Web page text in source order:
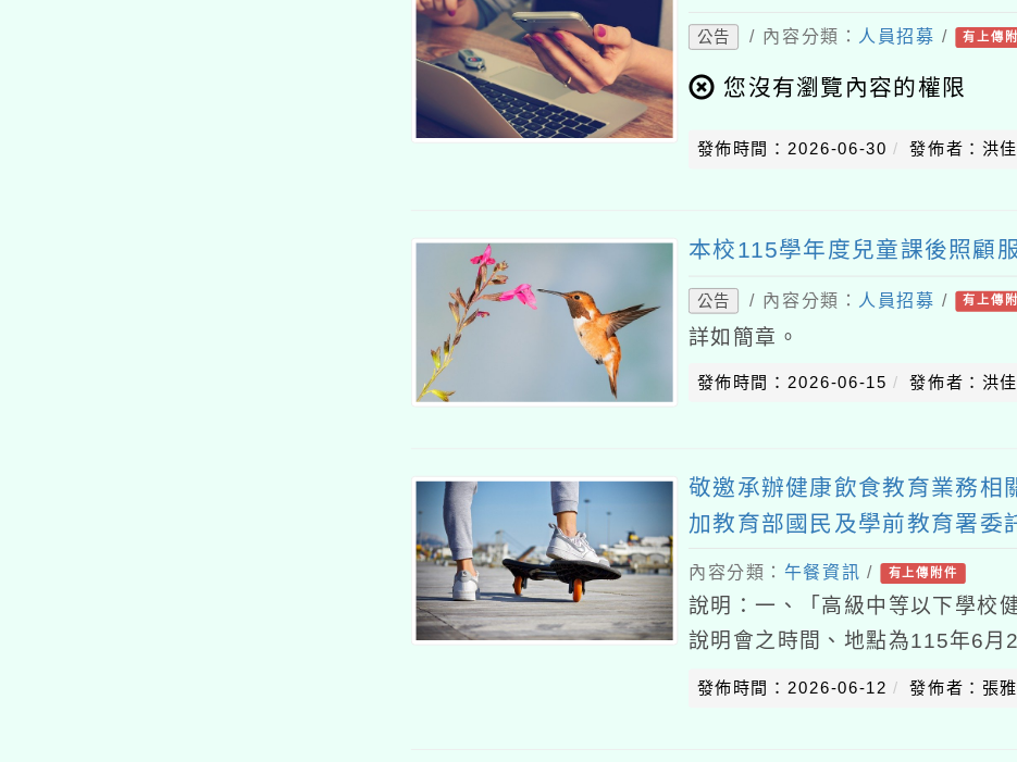
公告 / 內容分類： 人員招募 / 有上傳
您沒有瀏覽內容的權限
發佈時間：2026-06-30 發佈者：洪佳
本校115學年度兒童課後照顧
公告 / 內容分類： 人員招募 / 有上傳
詳如簡章。
發佈時間：2026-06-15 發佈者：洪佳
敬邀承辦健康飲食教育業務相
加教育部國民及學前教育署委
康飲食教育指導內容及規劃」
內容分類： 午餐資訊 / 有上傳附件
說明：一、「高級中等以下學校
說明會之時間、地點為115年6
校（桃園市桃園區成功路三段38
發佈時間：2026-06-12 發佈者：張